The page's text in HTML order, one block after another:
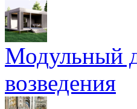
Модульный
возведения